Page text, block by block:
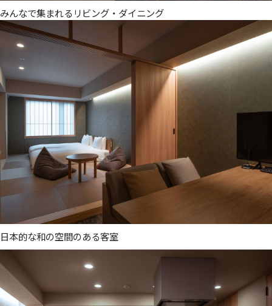
みんなで集まれるリビング・ダイニング
日本的な和の空間のある客室